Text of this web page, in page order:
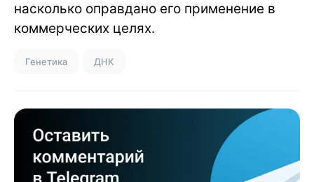
насколько оправдано его применение в
коммерческих целях.
Генетика ДНК